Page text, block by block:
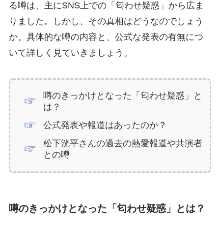
る噂は、主にSNS上での「匂わせ疑惑」から広ま
りました。しかし、その真相はどうなのでしょう
か。具体的な噂の内容と、公式な発表の有無につ
いて詳しく見ていきましょう。
噂のきっかけとなった「匂わせ疑惑」と
は？
公式発表や報道はあったのか？
松下洸平さんの過去の熱愛報道や共演者
との噂
噂のきっかけとなった「匂わせ疑惑」とは？